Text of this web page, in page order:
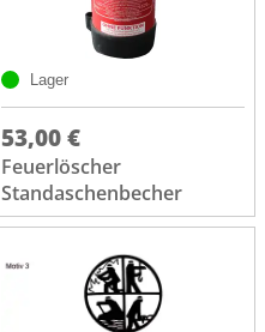
Lager
53,00 €
Feuerlöscher
Standaschenbecher